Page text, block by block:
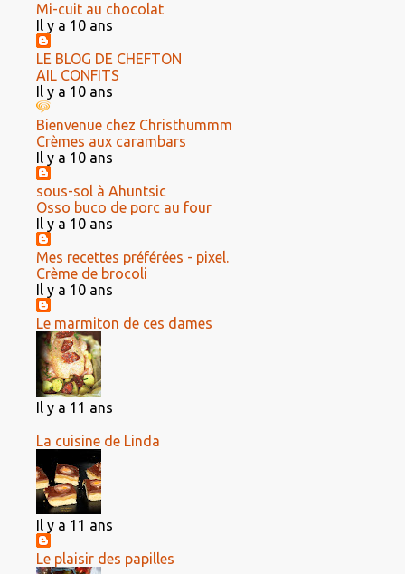
Mi-cuit au chocolat
Il y a 10 ans
LE BLOG DE CHEFTON
AIL CONFITS
Il y a 10 ans
Bienvenue chez Christhummm
Crèmes aux carambars
Il y a 10 ans
sous-sol à Ahuntsic
Osso buco de porc au four
Il y a 10 ans
Mes recettes préférées - pixel.
Crème de brocoli
Il y a 10 ans
Le marmiton de ces dames
Il y a 11 ans
La cuisine de Linda
Il y a 11 ans
Le plaisir des papilles